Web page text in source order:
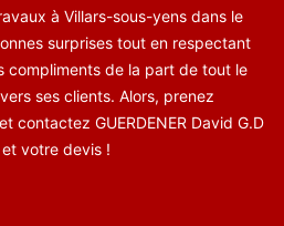
à Villars-sous-yens dans le
surprises tout en respectant
compliments de la part de tout le
ses clients. Alors, prenez
contactez GUERDENER David G.D
votre devis !